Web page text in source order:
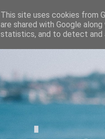
This site uses cookies from
are shared with Google
statistics, and to detect and